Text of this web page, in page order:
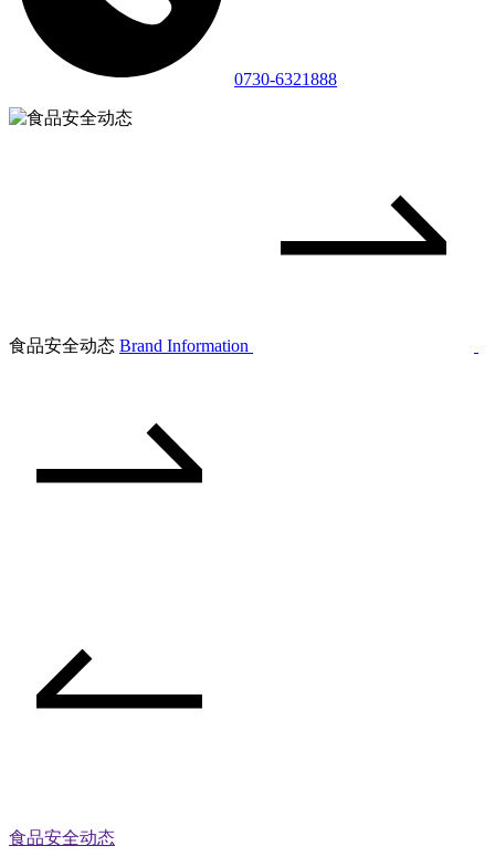
0730-6321888
食品安全动态 Brand Information
食品安全动态